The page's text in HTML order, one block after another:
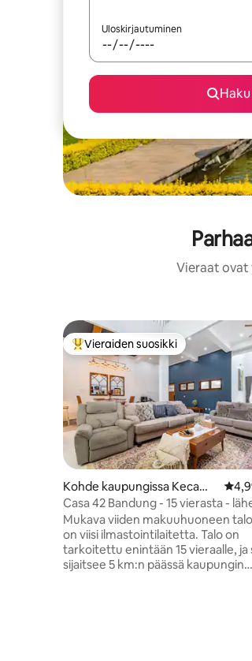
Uloskirjautuminen
Haku
Vieraat ovat
Vieraiden suosikkien
Vieraiden suosikki
Kohde kaupungissa Kecama
tan Antapani
Casa 42 Bandung - 15 vierasta -
kaupungin keskustaa
Mukava viiden makuuhuoneen
on viisi ilmastointilaitetta. Talo on
tarkoitettu enintään 15 vieraalle, ja
sijaitsee 5 km:n päässä kaupungin